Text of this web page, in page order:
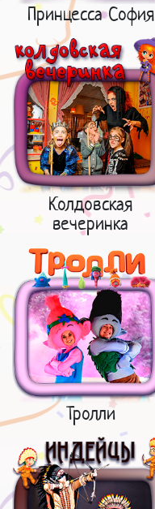
Принцесса София
Колдовская
вечеринка
Тролли